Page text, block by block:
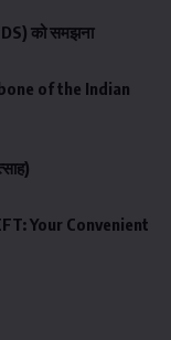
को समझना
of the Indian
Your Convenient